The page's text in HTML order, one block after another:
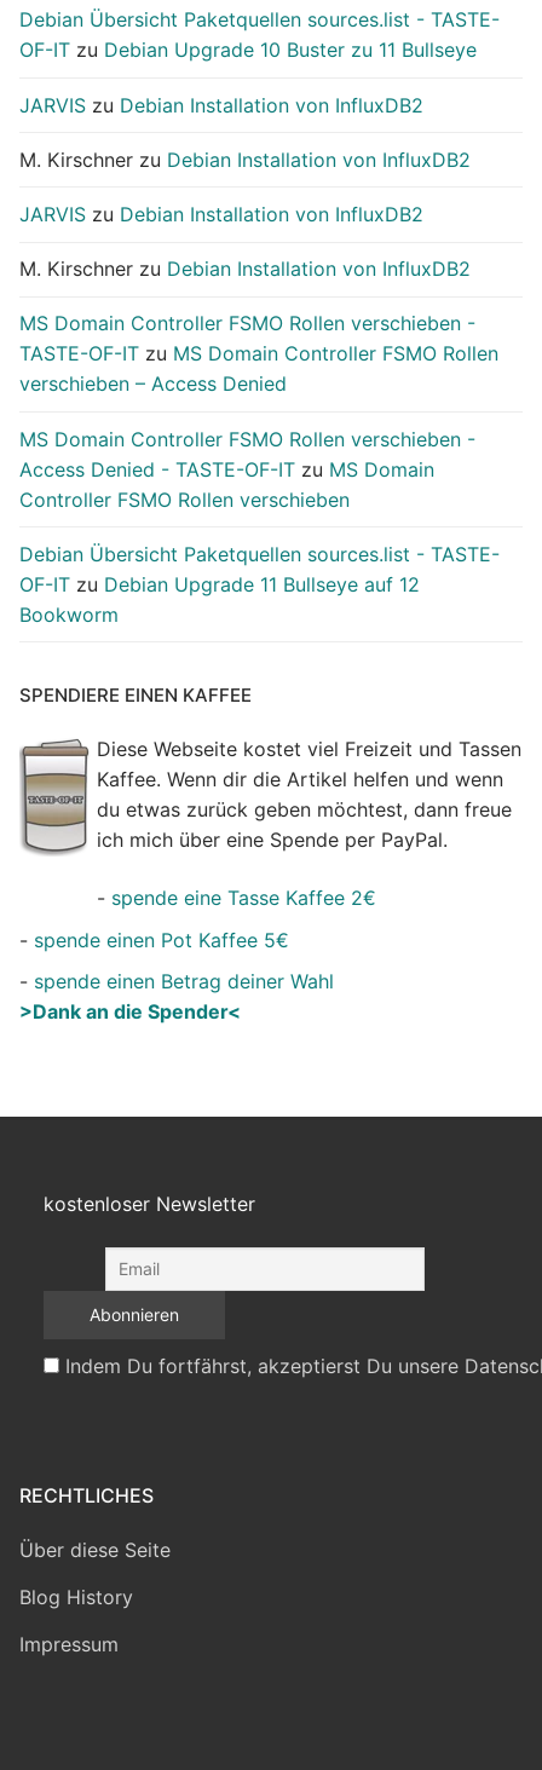
Debian Übersicht Paketquellen sources.list - TASTE-
OF-IT zu Debian Upgrade 10 Buster zu 11 Bullseye
JARVIS zu Debian Installation von InfluxDB2
M. Kirschner zu Debian Installation von InfluxDB2
JARVIS zu Debian Installation von InfluxDB2
M. Kirschner zu Debian Installation von InfluxDB2
MS Domain Controller FSMO Rollen verschieben -
TASTE-OF-IT zu MS Domain Controller FSMO Rollen
verschieben – Access Denied
MS Domain Controller FSMO Rollen verschieben -
Access Denied - TASTE-OF-IT zu MS Domain
Controller FSMO Rollen verschieben
Debian Übersicht Paketquellen sources.list - TASTE-
OF-IT zu Debian Upgrade 11 Bullseye auf 12
Bookworm
SPENDIERE EINEN KAFFEE
Diese Webseite kostet viel Freizeit und Tassen
Kaffee. Wenn dir die Artikel helfen und wenn
du etwas zurück geben möchtest, dann freue
ich mich über eine Spende per PayPal.
- spende eine Tasse Kaffee 2€
- spende einen Pot Kaffee 5€
- spende einen Betrag deiner Wahl
>Dank an die Spender<
kostenloser Newsletter
Indem Du fortfährst, akzeptierst Du unsere
RECHTLICHES
Über diese Seite
Blog History
Impressum